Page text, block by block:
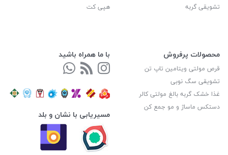
تشویقی گربه
هپی کت
محصولات پرفروش
قرص مولتی ویتامین تاپ تن
تشویقی سگ نوبی
غذا خشک گربه بالغ مولتی کالر
دستکس ماساژ و مو جمع کن
با ما همراه باشید
مسیریابی با نشان و بلد